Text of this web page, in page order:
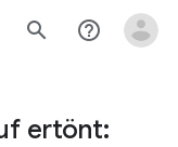
search help_outline
ertönt: